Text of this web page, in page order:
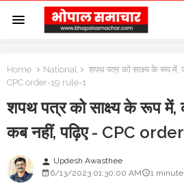
Home National
शपथ पत्र को साक्ष्य के रूप में,
CPC order-19 rule-1
शपथ पत्र को साक्ष्य के रूप में,
कब नहीं, पढ़िए - CPC
person Updesh Awasthee
6/13/2023 01:30:00 AM
1 minute